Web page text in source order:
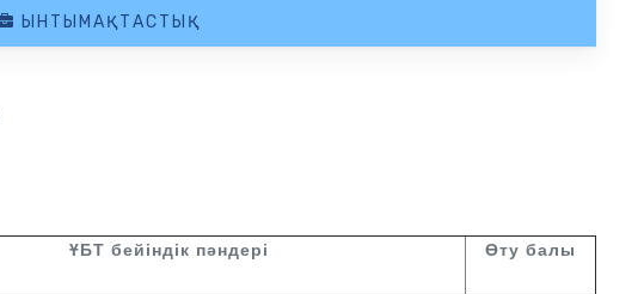
ЫНТЫМАҚТАСТЫҚ
ҰБТ бейіндік пәндері Өту балы